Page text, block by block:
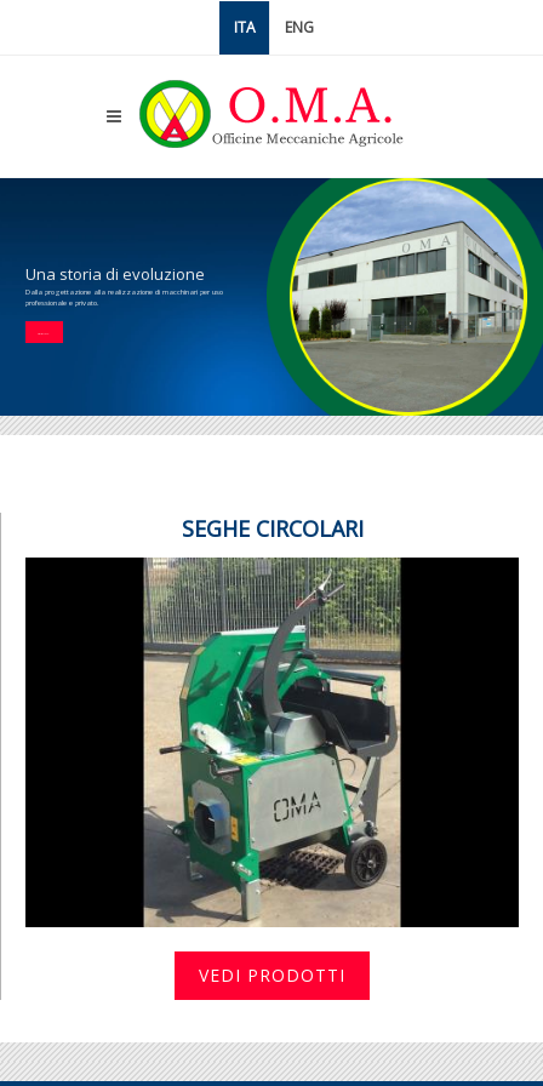
ITA ENG
Una storia di evoluzione
Dalla progettazione alla realizzazione di macchinari per uso
professionale e privato.
SEGHE CIRCOLARI
VEDI PRODOTTI